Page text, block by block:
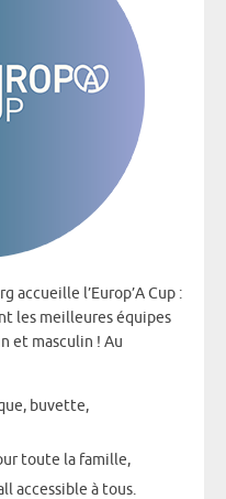
accueille l’Europ’A Cup :
les meilleures équipes
et masculin ! Au
buvette,
toute la famille,
accessible à tous.